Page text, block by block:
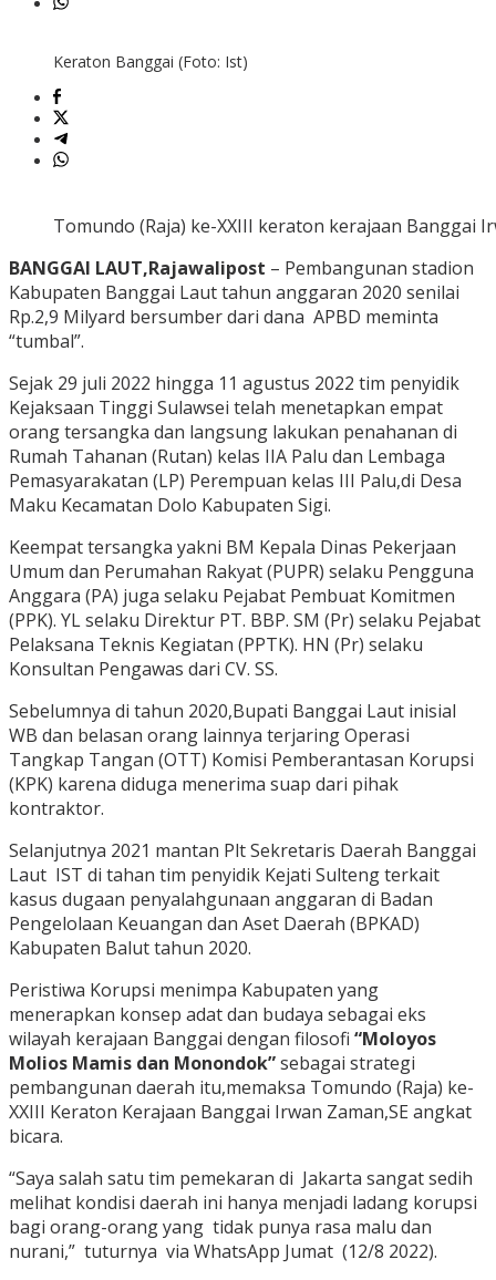
Keraton Banggai (Foto: Ist)
Tomundo (Raja) ke-XXIII keraton kerajaan Banggai
BANGGAI LAUT,Rajawalipost – Pembangunan stadion
Kabupaten Banggai Laut tahun anggaran 2020 senilai
Rp.2,9 Milyard bersumber dari dana APBD meminta
“tumbal”.
Sejak 29 juli 2022 hingga 11 agustus 2022 tim penyidik
Kejaksaan Tinggi Sulawsei telah menetapkan empat
orang tersangka dan langsung lakukan penahanan di
Rumah Tahanan (Rutan) kelas IIA Palu dan Lembaga
Pemasyarakatan (LP) Perempuan kelas III Palu,di Desa
Maku Kecamatan Dolo Kabupaten Sigi.
Keempat tersangka yakni BM Kepala Dinas Pekerjaan
Umum dan Perumahan Rakyat (PUPR) selaku Pengguna
Anggara (PA) juga selaku Pejabat Pembuat Komitmen
(PPK). YL selaku Direktur PT. BBP. SM (Pr) selaku Pejabat
Pelaksana Teknis Kegiatan (PPTK). HN (Pr) selaku
Konsultan Pengawas dari CV. SS.
Sebelumnya di tahun 2020,Bupati Banggai Laut inisial
WB dan belasan orang lainnya terjaring Operasi
Tangkap Tangan (OTT) Komisi Pemberantasan Korupsi
(KPK) karena diduga menerima suap dari pihak
kontraktor.
Selanjutnya 2021 mantan Plt Sekretaris Daerah Banggai
Laut IST di tahan tim penyidik Kejati Sulteng terkait
kasus dugaan penyalahgunaan anggaran di Badan
Pengelolaan Keuangan dan Aset Daerah (BPKAD)
Kabupaten Balut tahun 2020.
Peristiwa Korupsi menimpa Kabupaten yang
menerapkan konsep adat dan budaya sebagai eks
wilayah kerajaan Banggai dengan filosofi “Moloyos
Molios Mamis dan Monondok”sebagai strategi
pembangunan daerah itu,memaksa Tomundo (Raja) ke-
XXIII Keraton Kerajaan Banggai Irwan Zaman,SE angkat
bicara.
“Saya salah satu tim pemekaran di Jakarta sangat sedih
melihat kondisi daerah ini hanya menjadi ladang korupsi
bagi orang-orang yang tidak punya rasa malu dan
nurani,” tuturnya via WhatsApp Jumat (12/8 2022).